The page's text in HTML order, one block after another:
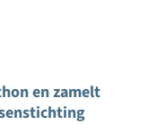
en zamelt